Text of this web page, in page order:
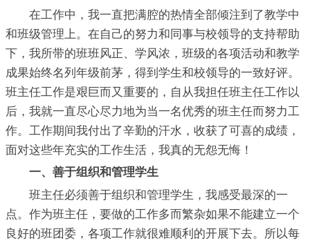
在工作中，我一直把满腔的热情全部倾注到了教学中
和班级管理上。在自己的努力和同事与校领导的支持帮助
下，我所带的班班风正、学风浓，班级的各项活动和教学
成果始终名列年级前茅，得到学生和校领导的一致好评。
班主任工作是艰巨而又重要的，自从我担任班主任工作以
后，我就一直尽心尽力地为当一名优秀的班主任而努力工
作。工作期间我付出了辛勤的汗水，收获了可喜的成绩，
面对这些年充实的工作生活，我真的无怨无悔！
一、善于组织和管理学生
班主任必须善于组织和管理学生，我感受最深的一
点。作为班主任，要做的工作多而繁杂如果不能建立一个
良好的班团委，各项工作就很难顺利的开展下去。所以每